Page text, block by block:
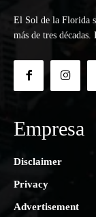
El Sol de la Florida
más de tres
Empresa
Disclaimer
Privacy
Advertisement